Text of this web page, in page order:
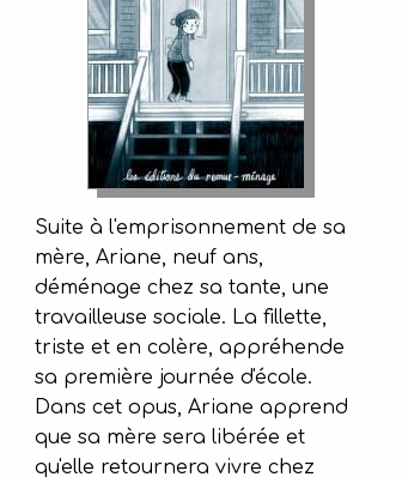
Suite à l'emprisonnement de sa
mère, Ariane, neuf ans,
déménage chez sa tante, une
travailleuse sociale. La fillette,
triste et en colère, appréhende
sa première journée d'école.
Dans cet opus, Ariane apprend
que sa mère sera libérée et
qu'elle retournera vivre chez